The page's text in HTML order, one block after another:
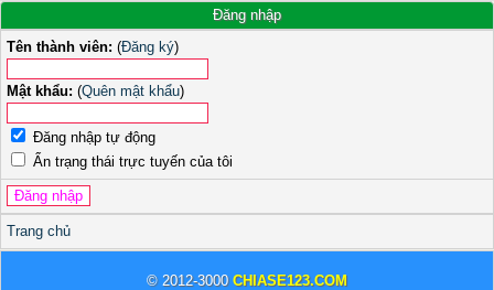
Đăng nhập
Tên thành viên: (Đăng ký)
Mật khẩu: (Quên mật khẩu)
Đăng nhập tự động
Ẩn trạng thái trực tuyến của tôi
Trang chủ
© 2012-3000 CHIASE123.COM